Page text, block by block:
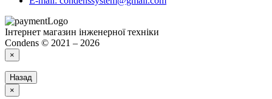
Інтернет магазин інженерної техніки
Condens © 2021 – 2026
×
Назад
×